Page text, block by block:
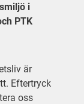
i
PTK
är
Eftertryck
oss